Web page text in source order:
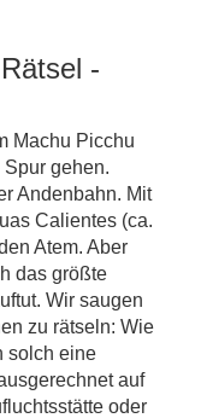
-
Machu Picchu
gehen.
Andenbahn. Mit
Calientes (ca.
Atem. Aber
das größte
Wir saugen
zu rätseln: Wie
solch eine
auf
oder